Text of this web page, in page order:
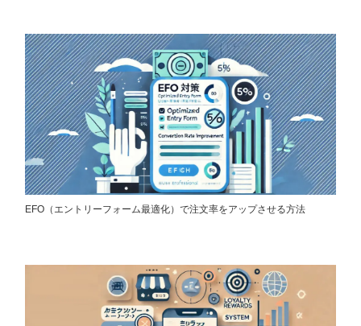
EFO（エントリーフォーム最適化）で注文率をアップさせる方法